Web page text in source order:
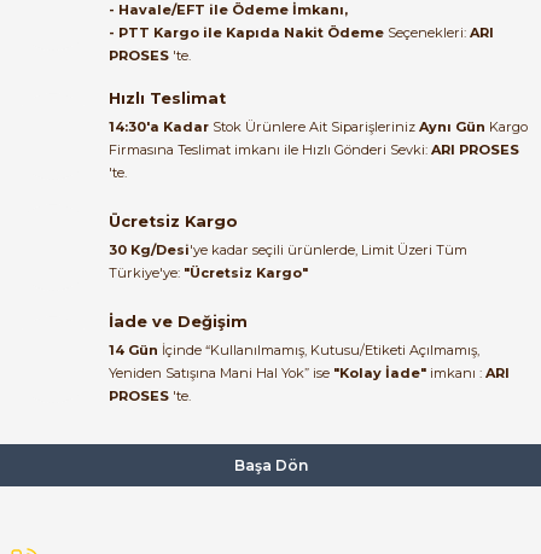
B... A... | 27/06/2026
bundan mehmet bey ilgi ve
alakası için teşekkür ederim
muhammed demirci |
Ürün elime eksiksiz ve hasarsız
ulaştı. Paketleme özenliydi,
Kemal Toktaş | 20/06/2026
problemsiz geçti.
Kemal Toktaş | 20/06/2026
- Havale/EFT ile Ödeme İmkanı,
- PTT Kargo ile Kapıda Nakit Ödeme Seçenekleri: ARI
PROSES 'te.
Hızlı Teslimat
14:30'a Kadar Stok Ürünlere Ait Siparişleriniz Aynı Gün Kargo
Firmasına Teslimat imkanı ile Hızlı Gönderi Sevki: ARI PROSES
'te.
Ücretsiz Kargo
30 Kg/Desi'ye kadar seçili ürünlerde, Limit Üzeri Tüm
Türkiye'ye: "Ücretsiz Kargo"
İade ve Değişim
14 Gün İçinde “Kullanılmamış, Kutusu/Etiketi Açılmamış,
Yeniden Satışına Mani Hal Yok” ise "Kolay İade" imkanı : ARI
PROSES 'te.
Başa Dön